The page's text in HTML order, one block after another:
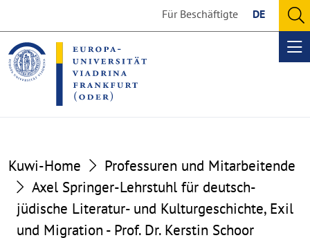
the
content
section
the
footer
section
Für Beschäftigte DE
Kuwi-Home
Professuren und Mitarbeitende
Axel Springer-Lehrstuhl für deutsch-
jüdische Li­te­ra­tur- und Kul­tur­ge­schi­chte, Exil
und Migration - Prof. Dr. Kerstin Schoor